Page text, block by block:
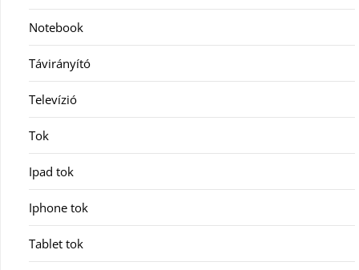
Notebook
Távirányító
Televízió
Tok
Ipad tok
Iphone tok
Tablet tok